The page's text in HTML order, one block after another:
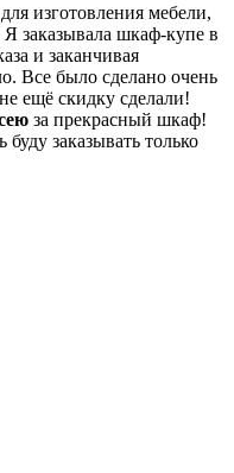
изготовления мебели,
заказывала шкаф-купе в
и заканчивая
Все было сделано очень
ещё скидку сделали!
за прекрасный шкаф!
заказывать только